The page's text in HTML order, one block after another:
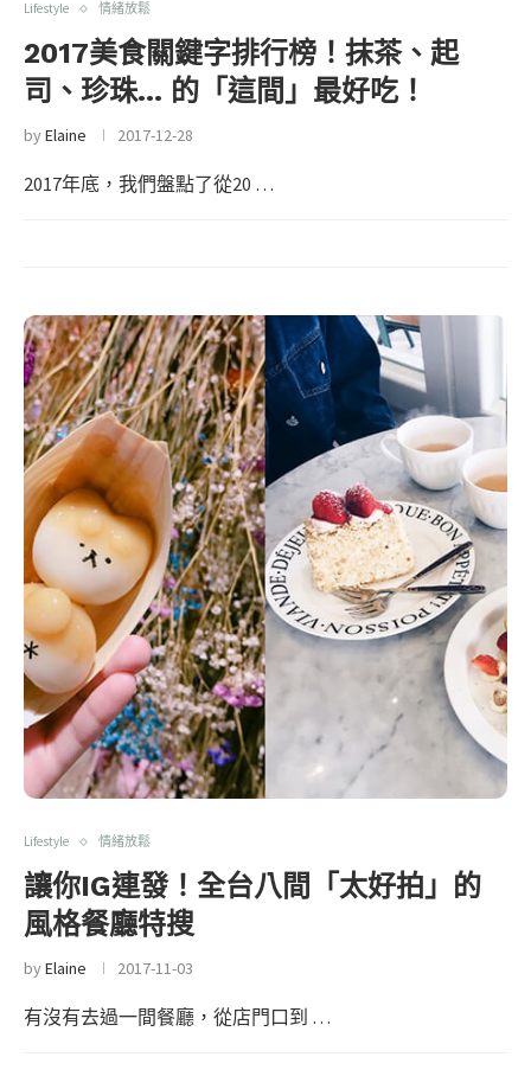
Lifestyle 情緒放鬆
2017美食關鍵字排行榜！抹茶、起
司、珍珠… 的「這間」最好吃！
byElaine 2017-12-28
2017年底，我們盤點了從20 …
Lifestyle 情緒放鬆
讓你IG連發！全台八間「太好拍」的
風格餐廳特搜
byElaine 2017-11-03
有沒有去過一間餐廳，從店門口到 …